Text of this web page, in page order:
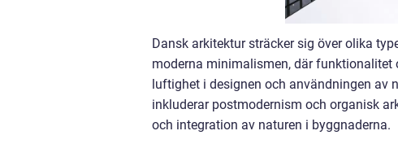
Dansk arkitektur sträcker sig över olika
moderna minimalismen, där funktionalitet
luftighet i designen och användningen av
inkluderar postmodernism och organisk
och integration av naturen i byggnaderna.